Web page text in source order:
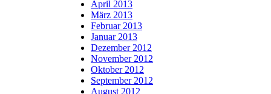
April 2013
März 2013
Februar 2013
Januar 2013
Dezember 2012
November 2012
Oktober 2012
September 2012
August 2012